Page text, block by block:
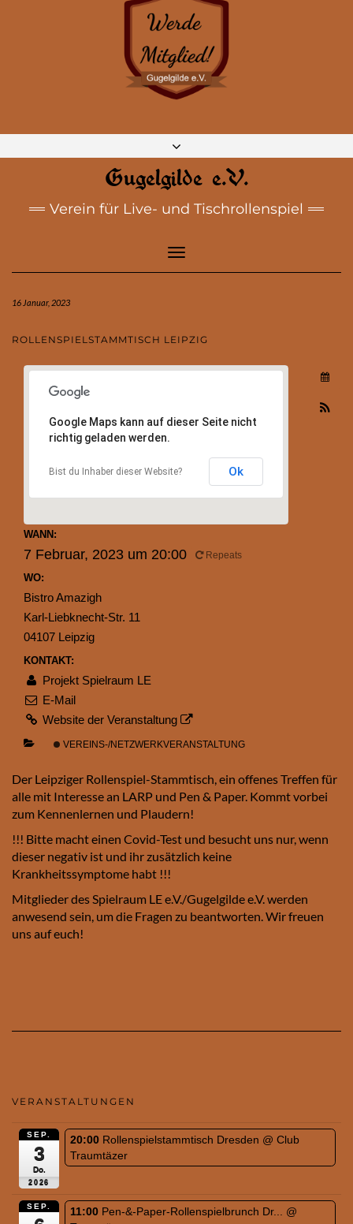
DISCORD
MASTODON
BLUESKY
INSTAGRAM
FACEBOOK
E-MAIL
Gugelgilde e.V.
Verein für Live- und Tischrollenspiel
Toggle
Navigation
16 Januar, 2023
ROLLENSPIELSTAMMTISCH LEIPZIG
Google Maps kann auf dieser Seite nicht
richtig geladen werden.
Bist du Inhaber dieser Website? Ok
WANN:
7 Februar, 2023 um 20:00 Repeats
WO:
Bistro Amazigh
Karl-Liebknecht-Str. 11
04107 Leipzig
KONTAKT:
Projekt Spielraum LE
E-Mail
Website der Veranstaltung
VEREINS-/NETZWERKVERANSTALTUNG
Der Leipziger Rollenspiel-Stammtisch, ein offenes Treffen für
alle mit Interesse an LARP und Pen & Paper. Kommt vorbei
zum Kennenlernen und Plaudern!
!!! Bitte macht einen Covid-Test und besucht uns nur, wenn
dieser negativ ist und ihr zusätzlich keine
Krankheitssymptome habt !!!
Mitglieder des Spielraum LE e.V./Gugelgilde e.V. werden
anwesend sein, um die Fragen zu beantworten. Wir freuen
uns auf euch!
VERANSTALTUNGEN
SEP.
3
Do.
2026
20:00 Rollenspielstammtisch Dresden @ Club
Traumtäzer
SEP. 11:00 Pen-&-Paper-Rollenspielbrunch Dr... @